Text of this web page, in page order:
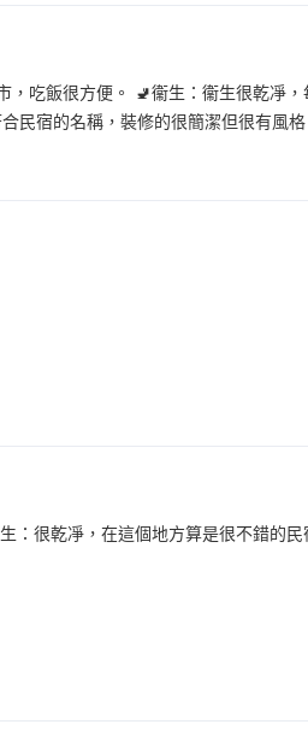
吃飯很方便。 🚽衞生：衞生很乾凈
民宿的名稱，裝修的很簡潔但很有風
：很乾凈，在這個地方算是很不錯的